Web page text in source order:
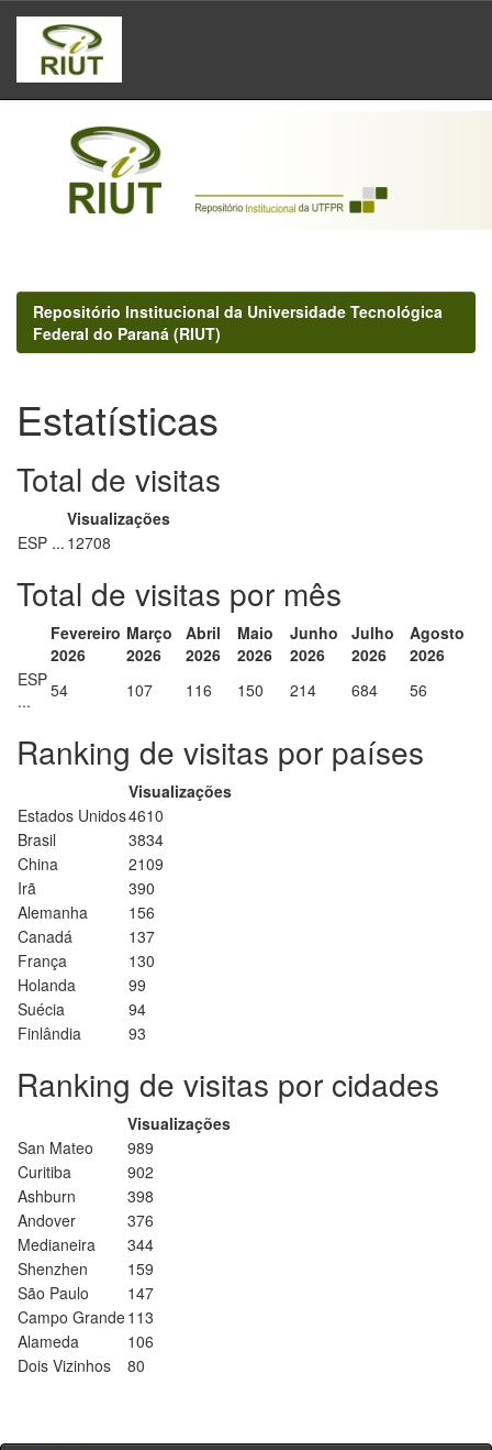
Skip
navigation
Repositório Institucional da Universidade Tecnológica
Federal do Paraná (RIUT)
Estatísticas
Total de visitas
Visualizações
ESP ... 12708
Total de visitas por mês
Fevereiro
2026
Março
2026
Abril
2026
Maio
2026
Junho
2026
Julho
2026
Agosto
2026
ESP
...
54 107 116 150 214 684 56
Ranking de visitas por países
Visualizações
Estados Unidos4610
Brasil
3834
China
2109
Irã
390
Alemanha
156
Canadá
137
França
130
Holanda
99
Suécia
94
Finlândia
93
Ranking de visitas por cidades
Visualizações
San Mateo
989
Curitiba
902
Ashburn
398
Andover
376
Medianeira
344
Shenzhen
159
São Paulo
147
Campo Grande113
Alameda
106
Dois Vizinhos
80